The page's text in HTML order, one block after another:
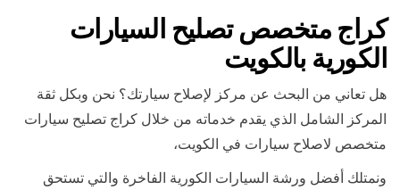
كراج متخصص تصليح السيارات
الكورية بالكويت
هل تعاني من البحث عن مركز لإصلاح سيارتك؟ نحن وبكل ثقة
المركز الشامل الذي يقدم خدماته من خلال كراج تصليح سيارات
متخصص لاصلاح سيارات في الكويت،
ونمتلك أفضل ورشة السيارات الكورية الفاخرة والتي تستحق